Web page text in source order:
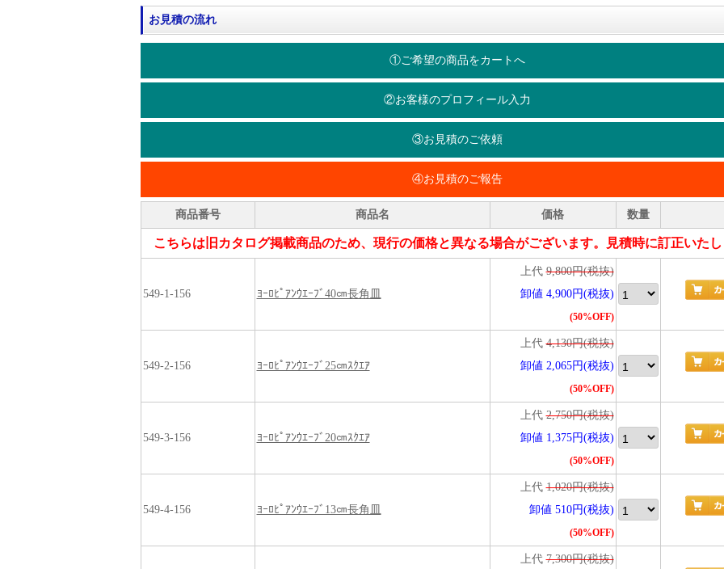
お見積の流れ
①ご希望の商品をカートへ
②お客様のプロフィール入力
③お見積のご依頼
④お見積のご報告
商品番号 商品名 価格 数量
こちらは旧カタログ掲載商品のため、現行の価格と異なる場合がございます。見積時に訂正いた
549-1-156 ﾖｰﾛﾋﾟｱﾝｳｴｰﾌﾞ40㎝長角皿
上代9,800円(税抜)
卸値 4,900円(税抜)
(50%OFF)
549-2-156 ﾖｰﾛﾋﾟｱﾝｳｴｰﾌﾞ25㎝ｽｸｴｱ
上代4,130円(税抜)
卸値 2,065円(税抜)
(50%OFF)
549-3-156 ﾖｰﾛﾋﾟｱﾝｳｴｰﾌﾞ20㎝ｽｸｴｱ
上代2,750円(税抜)
卸値 1,375円(税抜)
(50%OFF)
549-4-156 ﾖｰﾛﾋﾟｱﾝｳｴｰﾌﾞ13㎝長角皿
上代1,020円(税抜)
卸値 510円(税抜)
(50%OFF)
上代7,300円(税抜)